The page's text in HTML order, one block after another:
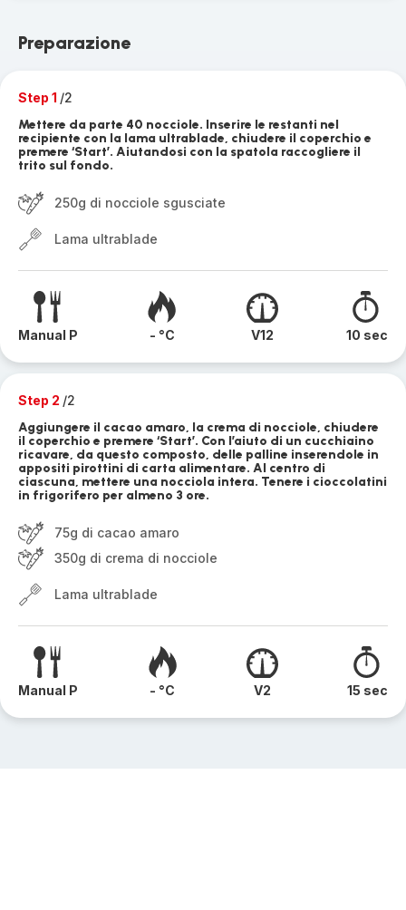
Preparazione
Step 1 /2
Mettere da parte 40 nocciole. Inserire le restanti nel
recipiente con la lama ultrablade, chiudere il coperchio e
premere ‘Start’. Aiutandosi con la spatola raccogliere il
trito sul fondo.
250g di nocciole sgusciate
Lama ultrablade
Manual P - °C V12 10 sec
Step 2 /2
Aggiungere il cacao amaro, la crema di nocciole, chiudere
il coperchio e premere ‘Start’. Con l’aiuto di un cucchiaino
ricavare, da questo composto, delle palline inserendole in
appositi pirottini di carta alimentare. Al centro di
ciascuna, mettere una nocciola intera. Tenere i cioccolatini
in frigorifero per almeno 3 ore.
75g di cacao amaro
350g di crema di nocciole
Lama ultrablade
Manual P - °C V2 15 sec